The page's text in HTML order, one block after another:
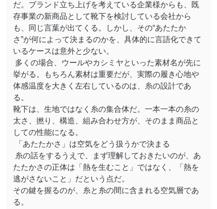
だ。ブランド立ち上げを考えている企業様からも、既
存事業の新商品として靴下を検討している会社から
も、同じ言葉が出てくる。しかし、その“あたたか
さ”が何によって決まるのかを、具体的に言語化できて
いるケースは意外と少ない。
多くの場合、ウールやカシミヤといった素材名が先に
挙がる。もちろん素材は重要だが、実際の履き心地や
体感温度を大きく左右しているのは、糸の設計であ
る。
靴下は、生地ではなく糸の集合体だ。一本一本の糸の
太さ、撚り、構造、組み合わせ方が、そのまま商品と
しての性能になる。
「あたたかさ」は空気をどう扱うかで決まる
糸の話をするうえで、まず理解しておきたいのが、あ
たたかさの正体は「熱を生むこと」ではなく、「熱を
逃がさないこと」だという点だ。
その鍵を握るのが、糸と糸の間に含まれる空気層であ
る。